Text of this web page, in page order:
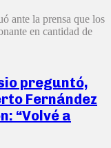
ante la prensa que los
en cantidad de
preguntó,
Fernández
“Volvé a